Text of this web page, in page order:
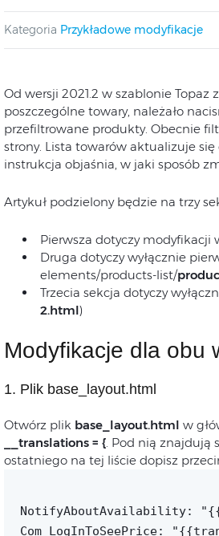
Kategoria Przykładowe modyfikacje
Od wersji 2021.2 w szablonie
poszczególne towary, należało
przefiltrowane produkty. Obecnie
strony. Lista towarów aktualizuje
instrukcja objaśnia, w jaki sposób
Artykuł podzielony będzie na trzy
Pierwsza dotyczy modyfikacji
Druga dotyczy wyłącznie
elements/products-list/
Trzecia sekcja dotyczy
2.html)
Modyfikacje dla obu
1. Plik base_layout.html
Otwórz plik base_layout.html w
__translations = {. Pod nią znajdują
ostatniego na tej liście dopisz
NotifyAboutAvailability:
Com_LogInToSeePrice: